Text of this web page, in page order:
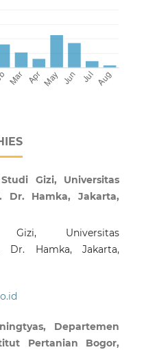
Gizi, Universitas
Dr. Hamka, Jakarta,
Universitas
Dr. Hamka, Jakarta,
Departemen
Pertanian Bogor,